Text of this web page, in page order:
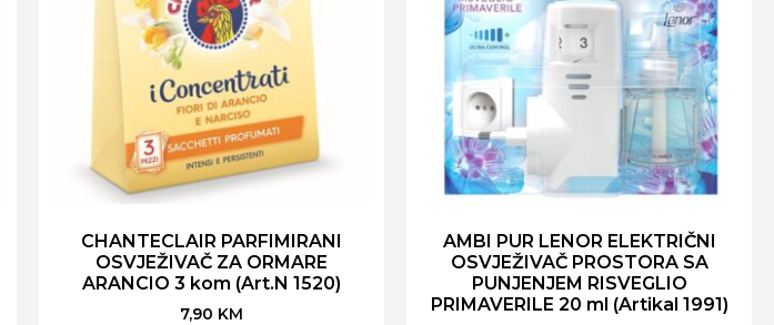
CHANTECLAIR PARFIMIRANI
OSVJEŽIVAČ ZA ORMARE
ARANCIO 3 kom (Art.N 1520)
7,90 KM
AMBI PUR LENOR ELEKTRIČNI
OSVJEŽIVAČ PROSTORA SA
PUNJENJEM RISVEGLIO
PRIMAVERILE 20 ml (Artikal 1991)